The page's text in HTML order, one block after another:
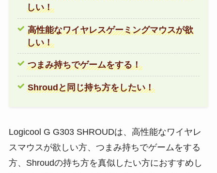
しい！
高性能なワイヤレスゲーミングマウスが欲
しい！
つまみ持ちでゲームをする！
Shroudと同じ持ち方をしたい！
Logicool G G303 SHROUDは、高性能なワイヤレ
スマウスが欲しい方、つまみ持ちでゲームをする
方、Shroudの持ち方を真似したい方におすすめし